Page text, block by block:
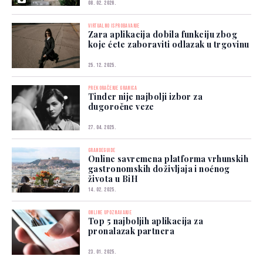
08. 02. 2026.
VIRTUALNO ISPROBAVANJE
Zara aplikacija dobila funkciju zbog
koje ćete zaboraviti odlazak u trgovinu
25. 12. 2025.
PREKORAČENJE GRANICA
Tinder nije najbolji izbor za
dugoročne veze
27. 04. 2025.
GRANDEGUIDE
Online savremena platforma vrhunskih
gastronomskih doživljaja i noćnog
života u BiH
14. 02. 2025.
ONLINE UPOZNAVANJE
Top 5 najboljih aplikacija za
pronalazak partnera
23. 01. 2025.